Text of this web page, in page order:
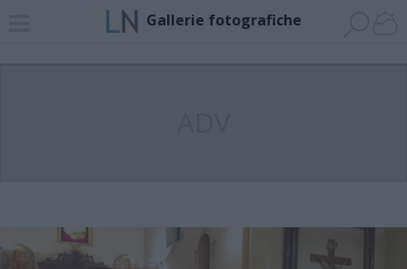
Gallerie fotografiche